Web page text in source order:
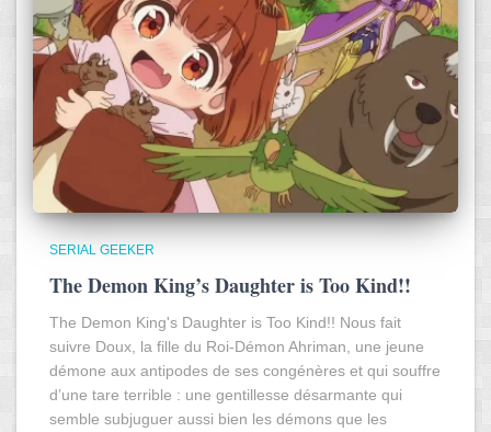
SERIAL GEEKER
The Demon King’s Daughter is Too Kind!!
The Demon King's Daughter is Too Kind!! Nous fait
suivre Doux, la fille du Roi-Démon Ahriman, une jeune
démone aux antipodes de ses congénères et qui souffre
d’une tare terrible : une gentillesse désarmante qui
semble subjuguer aussi bien les démons que les